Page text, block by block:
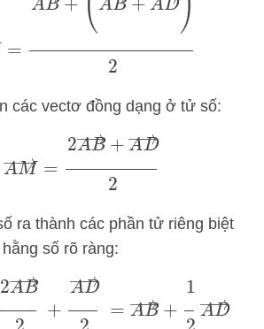
các vectơ đồng dạng ở tử số:
AB→ +AD→
ra thành các phần tử riêng biệt
số rõ ràng:
AB→2 D→ 12